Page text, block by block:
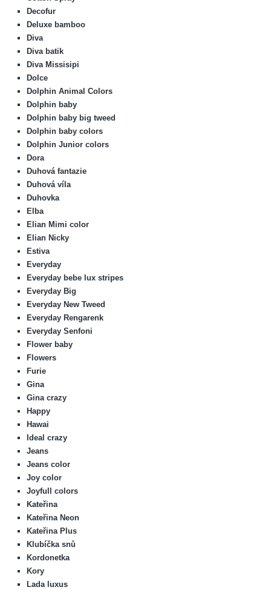
Decofur
Deluxe bamboo
Diva
Diva batik
Diva Missisipi
Dolce
Dolphin Animal Colors
Dolphin baby
Dolphin baby big tweed
Dolphin baby colors
Dolphin Junior colors
Dora
Duhová fantazie
Duhová víla
Duhovka
Elba
Elian Mimi color
Elian Nicky
Estiva
Everyday
Everyday bebe lux stripes
Everyday Big
Everyday New Tweed
Everyday Rengarenk
Everyday Senfoni
Flower baby
Flowers
Furie
Gina
Gina crazy
Happy
Hawai
Ideal crazy
Jeans
Jeans color
Joy color
Joyfull colors
Kateřina
Kateřina Neon
Kateřina Plus
Klubíčka snů
Kordonetka
Kory
Lada luxus